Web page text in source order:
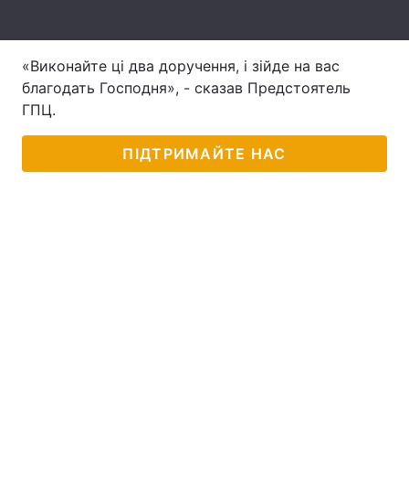
Інтерв'ю Думки
Архів Вакансії
«Виконайте ці два доручення, і зійде на вас
благодать Господня», - сказав Предстоятель
ГПЦ.
ПІДТРИМАЙТЕ НАС